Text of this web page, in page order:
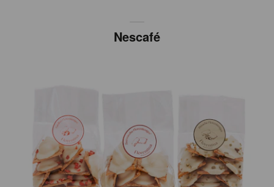
Nescafé